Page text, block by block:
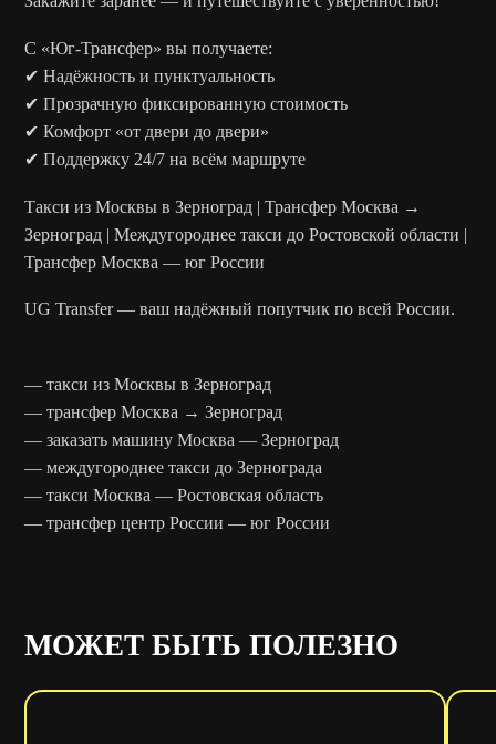
С «Юг-Трансфер» вы получаете:
✔ Надёжность и пунктуальность
✔ Прозрачную фиксированную стоимость
✔ Комфорт «от двери до двери»
✔ Поддержку 24/7 на всём маршруте
Такси из Москвы в Зерноград | Трансфер Москва →
Зерноград | Междугороднее такси до Ростовской области |
Трансфер Москва — юг России
UG Transfer — ваш надёжный попутчик по всей России.
— такси из Москвы в Зерноград
— трансфер Москва → Зерноград
— заказать машину Москва — Зерноград
— междугороднее такси до Зернограда
— такси Москва — Ростовская область
— трансфер центр России — юг России
МОЖЕТ БЫТЬ ПОЛЕЗНО